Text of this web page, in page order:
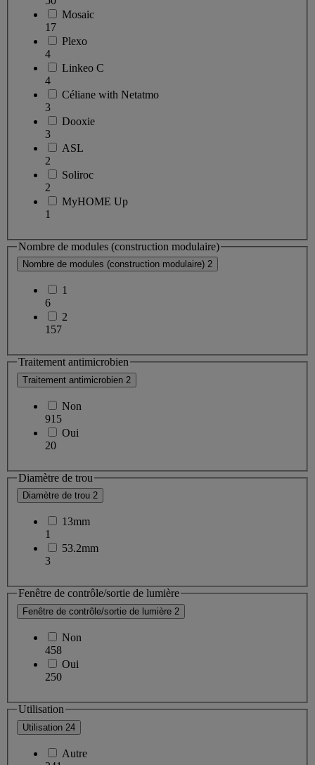
Mosaic
17
Plexo
4
Linkeo C
4
Céliane with Netatmo
3
Dooxie
3
ASL
2
Soliroc
2
MyHOME Up
1
Nombre de modules (construction modulaire)
Nombre de modules (construction modulaire) 2
1
6
2
157
Traitement antimicrobien
Traitement antimicrobien 2
Non
915
Oui
20
Diamètre de trou
Diamètre de trou 2
13mm
1
53.2mm
3
Fenêtre de contrôle/sortie de lumière
Fenêtre de contrôle/sortie de lumière 2
Non
458
Oui
250
Utilisation
Utilisation 24
Autre